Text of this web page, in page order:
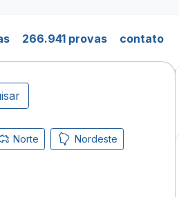
266.941 provas contato
Norte Nordeste